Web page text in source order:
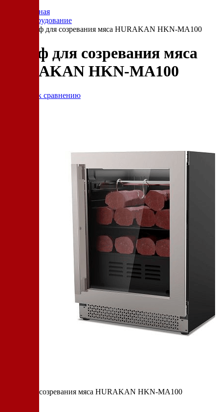
Главная
Оборудование
Шкаф для созревания мяса HURAKAN HKN-MA100
Шкаф для созревания мяса
HURAKAN HKN-MA100
Добавить к сравнению
Шкаф для созревания мяса HURAKAN HKN-MA100